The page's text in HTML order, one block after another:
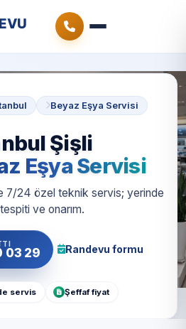
Beyaz Eşya Servisi
Şişli
Eşya Servisi
7/24 özel teknik servis; yerinde
ve onarım.
03 29 Randevu formu
servis Şeffaf fiyat